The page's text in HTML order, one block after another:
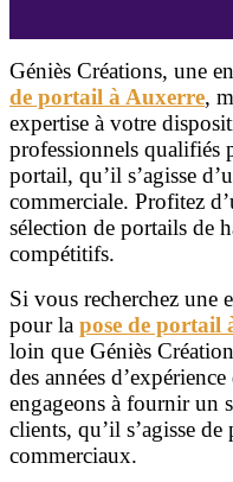
Géniès Créations, une
de portail à Auxerre,
expertise à votre
professionnels qualifiés
portail, qu’il s’agisse
commerciale. Profitez
sélection de portails de
compétitifs.
Si vous recherchez une
pour la pose de portail
loin que Géniès
des années
engageons à fournir un
clients, qu’il s’agisse
commerciaux.